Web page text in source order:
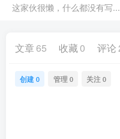
这家伙很懒，什么都没有写...
文章65 收藏 0 评论
创建 0 管理 0 关注 0